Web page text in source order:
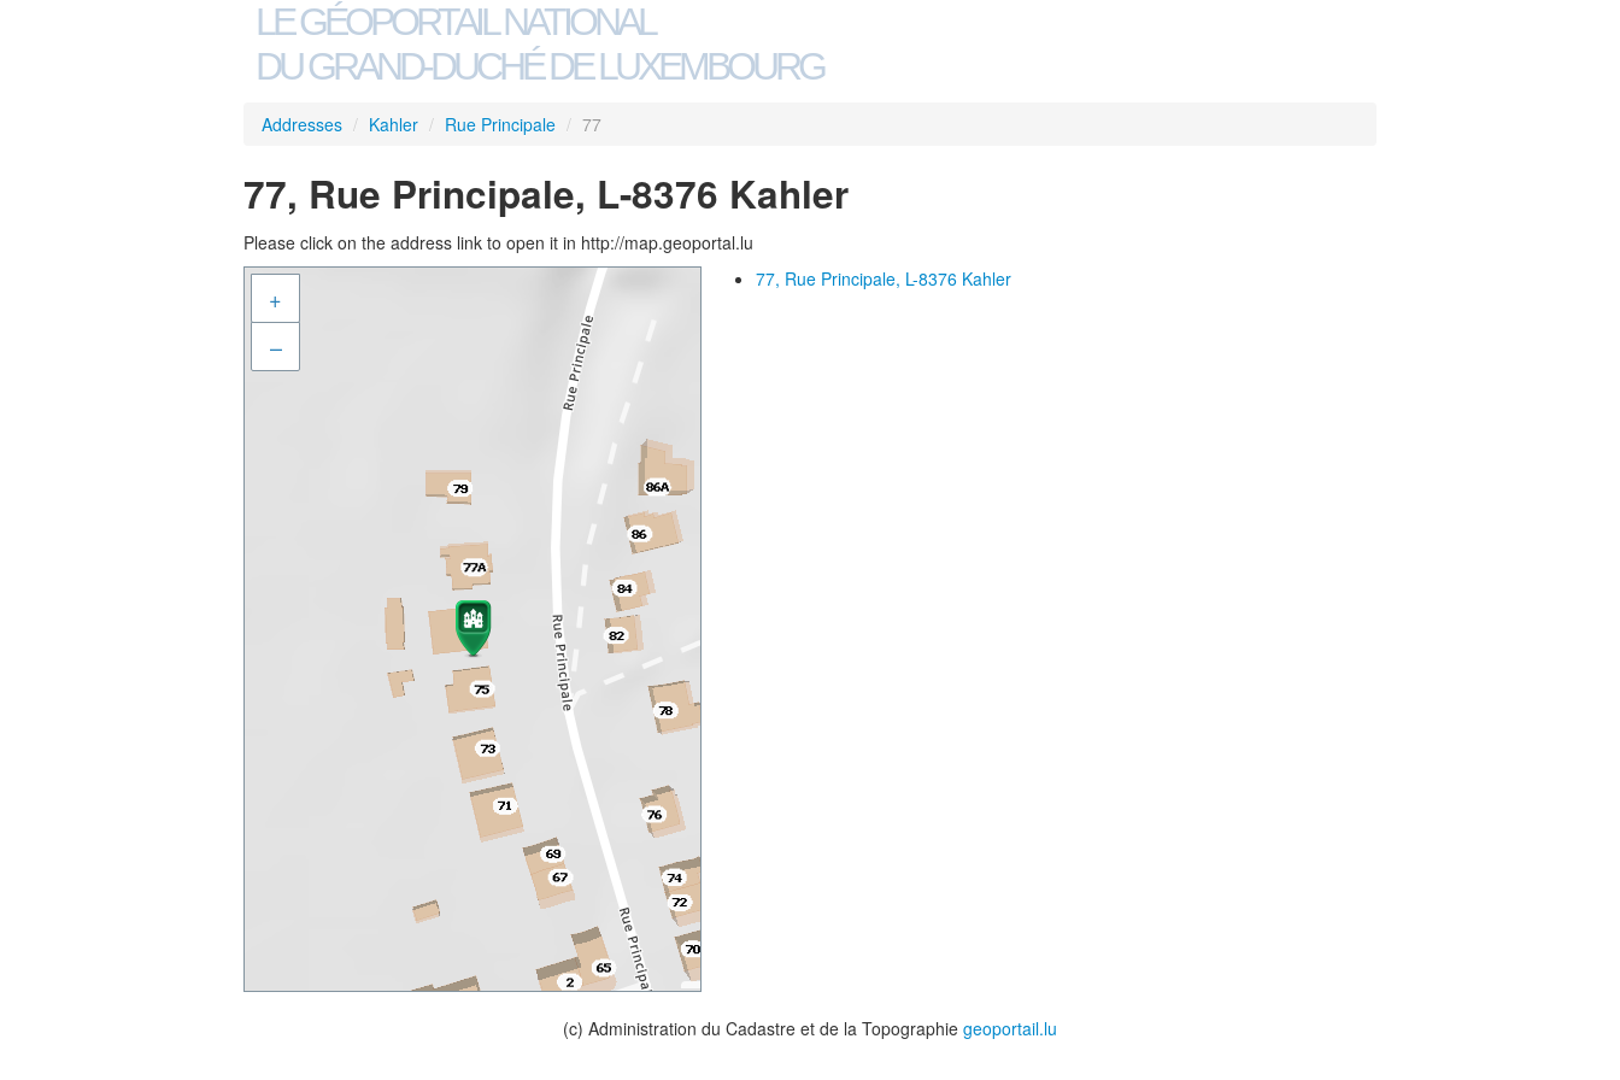
LE GÉOPORTAIL NATIONAL
DU GRAND-DUCHÉ DE LUXEMBOURG
Addresses / Kahler / Rue Principale / 77
77, Rue Principale, L-8376 Kahler
Please click on the address link to open it in http://map.geoportal.lu
+
–
77, Rue Principale, L-8376 Kahler
(c) Administration du Cadastre et de la Topographie geoportail.lu